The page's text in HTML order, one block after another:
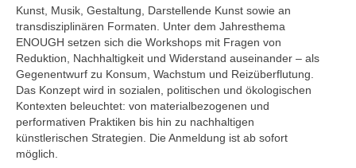
Kunst, Musik, Gestaltung, Darstellende Kunst sowie an
transdisziplinären Formaten. Unter dem Jahresthema
ENOUGH setzen sich die Workshops mit Fragen von
Reduktion, Nachhaltigkeit und Widerstand auseinander – als
Gegenentwurf zu Konsum, Wachstum und Reizüberflutung.
Das Konzept wird in sozialen, politischen und ökologischen
Kontexten beleuchtet: von materialbezogenen und
performativen Praktiken bis hin zu nachhaltigen
künstlerischen Strategien. Die Anmeldung ist ab sofort
möglich.